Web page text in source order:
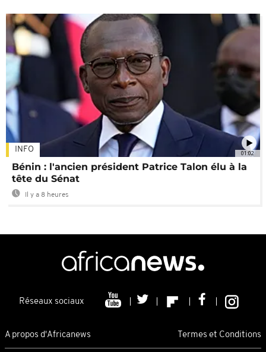
01:02
INFO
Bénin : l'ancien président Patrice Talon élu à la
tête du Sénat
Il y a 8 heures
Réseaux sociaux
A propos d'Africanews Termes et Conditions